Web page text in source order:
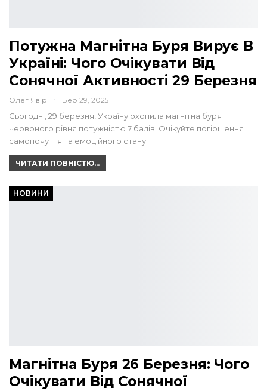
Потужна Магнітна Буря Вирує В
Україні: Чого Очікувати Від
Сонячної Активності 29 Березня
Олег Явір Бер 29, 2025
Сьогодні, 29 березня, Україну охопила магнітна буря
червоного рівня потужністю 7 балів. Очікуйте погіршення
самопочуття та емоційного стану.
ЧИТАТИ ПОВНІСТЮ...
НОВИНИ
Магнітна Буря 26 Березня: Чого
Очікувати Від Сонячної